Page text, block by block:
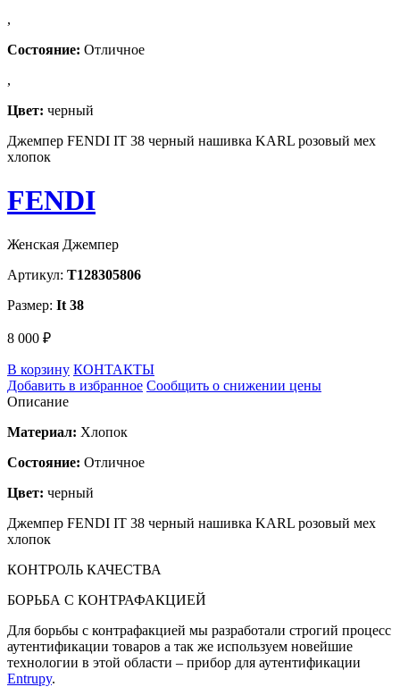
,
Состояние: Отличное
,
Цвет: черный
Джемпер FENDI IT 38 черный нашивка KARL розовый мех
хлопок
FENDI
Женская Джемпер
Артикул: T128305806
Размер: It 38
8 000 ₽
В корзину КОНТАКТЫ
Добавить в избранное Сообщить о снижении цены
Описание
Материал: Хлопок
Состояние: Отличное
Цвет: черный
Джемпер FENDI IT 38 черный нашивка KARL розовый мех
хлопок
КОНТРОЛЬ КАЧЕСТВА
БОРЬБА С КОНТРАФАКЦИЕЙ
Для борьбы с контрафакцией мы разработали строгий процесс
аутентификации товаров а так же используем новейшие
технологии в этой области – прибор для аутентификации
Entrupy.